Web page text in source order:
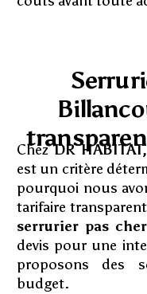
ChezDR HABITAT,
est un critère
pourquoi nous
tarifaire
serrurier pas cher
devis pour une
proposons des
budget.